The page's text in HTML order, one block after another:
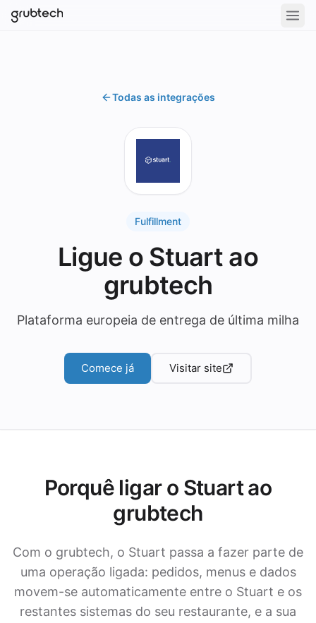
Todas as integrações
Fulfillment
Ligue o Stuart ao
grubtech
Plataforma europeia de entrega de última milha
Comece já Visitar site
Porquê ligar o Stuart ao
grubtech
Com o grubtech, o Stuart passa a fazer parte de
uma operação ligada: pedidos, menus e dados
movem-se automaticamente entre o Stuart e os
restantes sistemas do seu restaurante, e a sua